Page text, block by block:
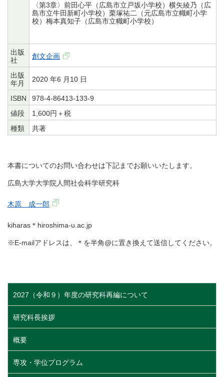
〈第3章〉前田心平（広島市立戸坂小学校）横矢綾乃（広
島市立牛田新町小学校）栗塚祐二（元広島市立幟町小学
校）梅本真知子（広島市立幟町小学校）
出版
社
創文企画
出版
年月
2020 年6 月10 日
ISBN
978-4-86413-133-9
値段
1,600円＋税
種類
共著
本書についてのお問い合わせは下記までお願いいたします。
広島大学大学院人間社会科学研究科
木原 成一郎
kiharas＊hiroshima-u.ac.jp
※E-mailアドレスは、＊を半角@に置き換えて送信してください。
2027（令和９）年度の研究科再編について
研究科長挨拶
概要
専攻・学位プログラム